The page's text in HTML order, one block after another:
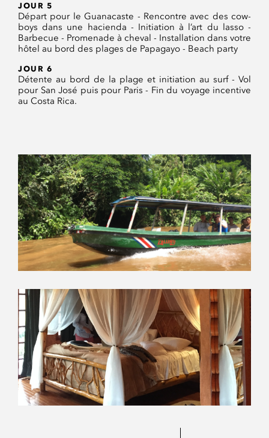
JOUR 5
Départ pour le Guanacaste - Rencontre avec des cow-
boys dans une hacienda - Initiation à l’art du lasso -
Barbecue - Promenade à cheval - Installation dans votre
hôtel au bord des plages de Papagayo - Beach party
JOUR 6
Détente au bord de la plage et initiation au surf - Vol
pour San José puis pour Paris - Fin du voyage incentive
au Costa Rica.